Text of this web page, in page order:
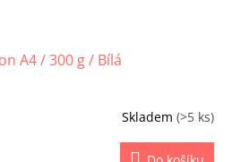
A4 / 300 g / Bílá
Skladem (>5 ks)